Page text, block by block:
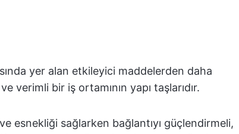
yer alan etkileyici maddelerden daha
verimli bir iş ortamının yapı taşlarıdır.
esnekliği sağlarken bağlantıyı güçlendirmeli,